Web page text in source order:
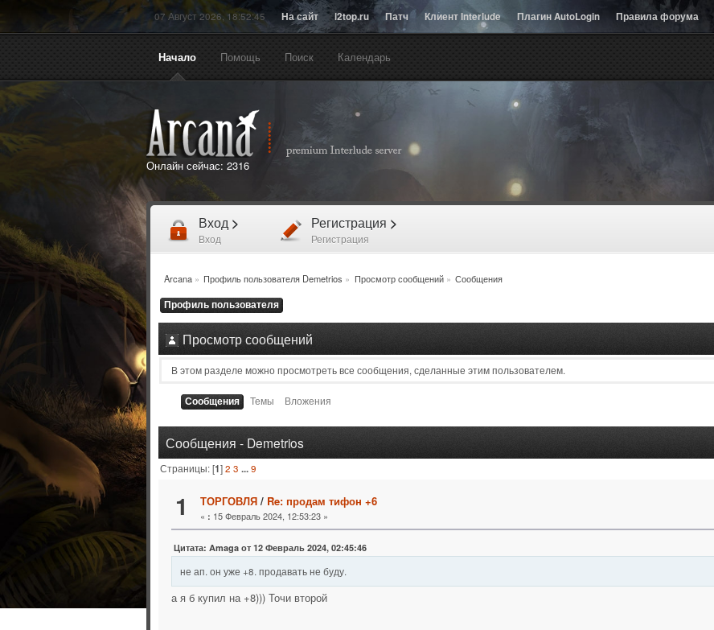
07 Август 2026, 18:52:45 На сайт l2top.ru Патч Клиент Interlude Плагин AutoLogin Правила форума
Начало Помощь Поиск Календарь
Онлайн сейчас: 2316
Вход >
Вход
Регистрация >
Регистрация
Arcana» Профиль пользователя Demetrios » Просмотр сообщений» Сообщения
Профиль пользователя
Просмотр сообщений
В этом разделе можно просмотреть все сообщения, сделанные этим пользователем.
Сообщения Темы Вложения
Сообщения - Demetrios
Страницы: [1]2 3 ...9
1 ТОРГОВЛЯ/ Re: продам тифон +6
« : 15 Февраль 2024, 12:53:23 »
Цитата: Amaga от 12 Февраль 2024, 02:45:46
не ап. он уже +8. продавать не буду.
а я б купил на +8))) Точи второй